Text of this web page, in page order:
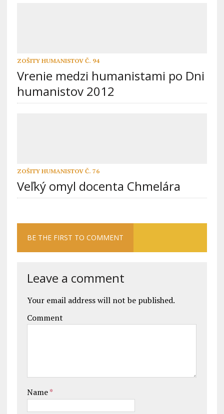
ZOŠITY HUMANISTOV Č. 94
Vrenie medzi humanistami po Dni
humanistov 2012
ZOŠITY HUMANISTOV Č. 76
Veľký omyl docenta Chmelára
BE THE FIRST TO COMMENT
Leave a comment
Your email address will not be published.
Comment
Name*